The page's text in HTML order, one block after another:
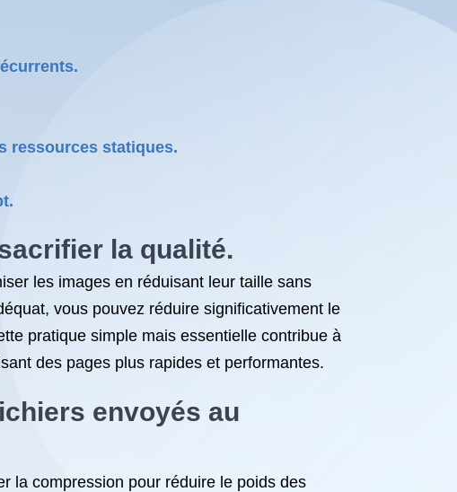
ressources statiques.
la qualité.
les images en réduisant leur taille sans
vous pouvez réduire significativement le
pratique simple mais essentielle contribue à
des pages plus rapides et performantes.
envoyés au
la compression pour réduire le poids des